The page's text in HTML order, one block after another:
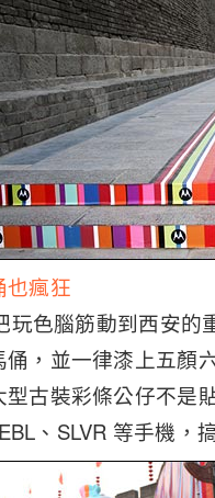
瘋狂
玩色腦筋動到西安
，並一律漆上五顏
古裝彩條公仔不是
、SLVR 等手機，